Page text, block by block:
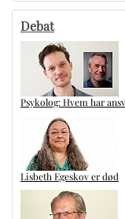
Debat
Psykolog: Hvem har
Lisbeth Egeskov er død